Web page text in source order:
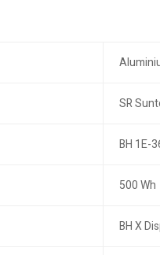
SR
BH 1E-
500 Wh
BH X